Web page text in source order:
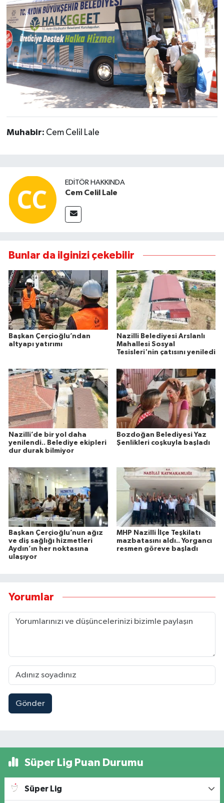
Muhabir: Cem Celil Lale
EDITÖR HAKKINDA
Cem Celil Lale
Bunlar da ilginizi çekebilir
Başkan Çerçioğlu’ndan
altyapı yatırımı
Nazilli Belediyesi Arslanlı
Mahallesi Sosyal
Tesisleri'nin çatısını yeniledi
Nazilli’de bir yol daha
yenilendi.. Belediye ekipleri
dur durak bilmiyor
Bozdoğan Belediyesi Yaz
Şenlikleri coşkuyla başladı
Başkan Çerçioğlu’nun ağız
ve diş sağlığı hizmetleri
Aydın’ın her noktasına
ulaşıyor
MHP Nazilli İlçe Teşkilatı
mazbatasını aldı.. Yorgancı
resmen göreve başladı
Yorumlar
Gönder
Süper Lig Puan Durumu
Süper Lig